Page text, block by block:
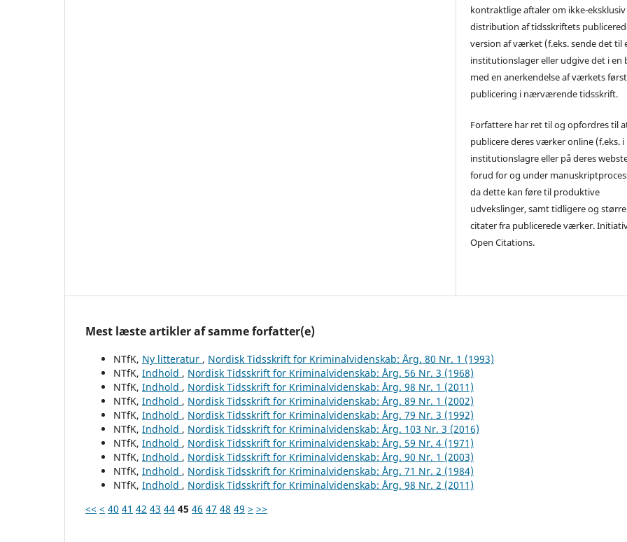
kontraktlige aftaler om ikke-eksklusiv
distribution af tidsskriftets
version af værket (f.eks. sende det til
institutionslager eller udgive det i en
med en anerkendelse af værkets
publicering i nærværende tidsskrift.
Forfattere har ret til og opfordres til
publicere deres værker online (f.eks. i
institutionslagre eller på deres
forud for og under
da dette kan føre til produktive
udvekslinger, samt tidligere og større
citater fra publicerede værker.
Open Citations.
Mest læste artikler af samme forfatter(e)
NTfK, Ny litteratur , Nordisk Tidsskrift for Kriminalvidenskab: Årg. 80 Nr. 1 (1993)
NTfK, Indhold , Nordisk Tidsskrift for Kriminalvidenskab: Årg. 56 Nr. 3 (1968)
NTfK, Indhold , Nordisk Tidsskrift for Kriminalvidenskab: Årg. 98 Nr. 1 (2011)
NTfK, Indhold , Nordisk Tidsskrift for Kriminalvidenskab: Årg. 89 Nr. 1 (2002)
NTfK, Indhold , Nordisk Tidsskrift for Kriminalvidenskab: Årg. 79 Nr. 3 (1992)
NTfK, Indhold , Nordisk Tidsskrift for Kriminalvidenskab: Årg. 103 Nr. 3 (2016)
NTfK, Indhold , Nordisk Tidsskrift for Kriminalvidenskab: Årg. 59 Nr. 4 (1971)
NTfK, Indhold , Nordisk Tidsskrift for Kriminalvidenskab: Årg. 90 Nr. 1 (2003)
NTfK, Indhold , Nordisk Tidsskrift for Kriminalvidenskab: Årg. 71 Nr. 2 (1984)
NTfK, Indhold , Nordisk Tidsskrift for Kriminalvidenskab: Årg. 98 Nr. 2 (2011)
<< < 40 41 42 43 44 45 46 47 48 49 > >>